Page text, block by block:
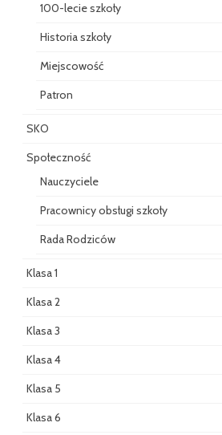
100-lecie szkoły
Historia szkoły
Miejscowość
Patron
SKO
Społeczność
Nauczyciele
Pracownicy obsługi szkoły
Rada Rodziców
Klasa 1
Klasa 2
Klasa 3
Klasa 4
Klasa 5
Klasa 6